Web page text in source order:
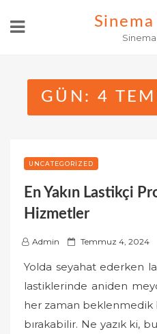
Sinema
GÜN: 4
UNCATEGORIZED
En Yakın Lastikçi
Hizmetler
Admin
P
s
t
e
d
Temmuz 4, 2024
Yolda seyahat ederken
lastiklerinde aniden
her zaman beklenmedik
bırakabilir. Ne yazık ki,